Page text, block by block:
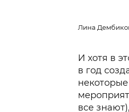
Лина
И хотя в
в год
все